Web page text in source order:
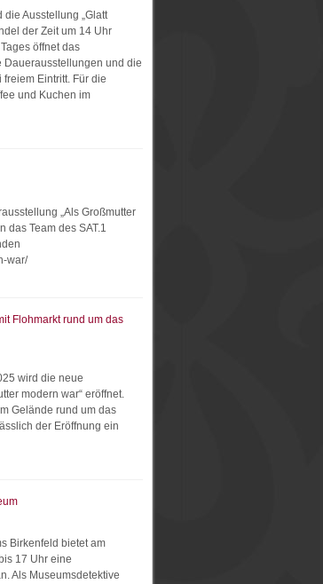
Ausstellung „Glatt
der Zeit um 14 Uhr
öffnet das
Dauerausstellungen und die
Eintritt. Für die
und Kuchen im
„Als Großmutter
das Team des SAT.1
war/
Flohmarkt rund um das
wird die neue
modern war“ eröffnet.
Gelände rund um das
der Eröffnung ein
Birkenfeld bietet am
17 Uhr eine
Als Museumsdetektive